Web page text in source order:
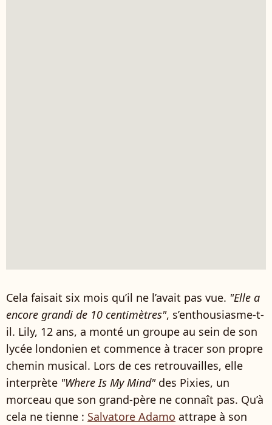
Cela faisait six mois qu’il ne l’avait pas vue. "Elle a
encore grandi de 10 centimètres", s’enthousiasme-t-
il. Lily, 12 ans, a monté un groupe au sein de son
lycée londonien et commence à tracer son propre
chemin musical. Lors de ces retrouvailles, elle
interprète "Where Is My Mind"des Pixies, un
morceau que son grand-père ne connaît pas. Qu’à
cela ne tienne : Salvatore Adamo attrape à son